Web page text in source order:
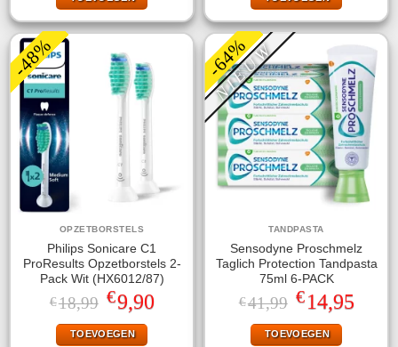
-48%
OPZETBORSTELS
Philips Sonicare C1
ProResults Opzetborstels 2-
Pack Wit (HX6012/87)
€18,99 Oorspronkelijke
prijs
was:
€18,99.
€9,90Huidige
prijs
TOEVOEGEN
-64%
NIEUW
TANDPASTA
Sensodyne Proschmelz
Taglich Protection Tandpasta
75ml 6-PACK
€41,99 Oorspronkelijke
prijs
was:
€41,99.
€14,95Huidige
prijs
TOEVOEGEN